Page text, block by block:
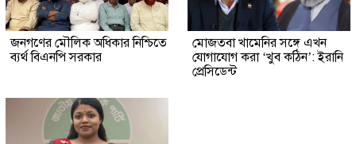
জনগণের মৌলিক অধিকার নিশ্চিতে
ব্যর্থ বিএনপি সরকার
মোজতবা খামেনির সঙ্গে এখন
যোগাযোগ করা ‘খুব কঠিন’: ইরানি
প্রেসিডেন্ট